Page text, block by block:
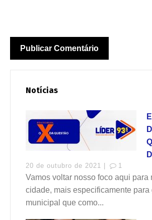
Notícias
20 de outubro de 2021 | 1
Vamos voltar nosso foco aqui para
cidade, mais especificamente para
municipal que como...